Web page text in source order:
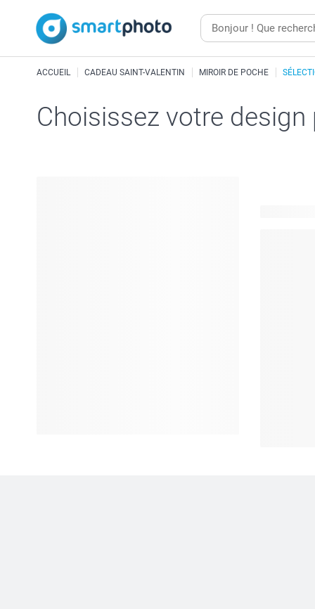
ACCUEIL CADEAU SAINT-VALENTIN MIROIR DE POCHE
Choisissez votre